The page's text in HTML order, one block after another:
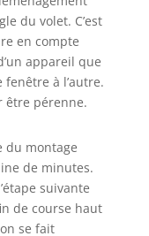
prenant en
usages
logement.
profitez de
palette
DU
DELTA
du volet. C’est
en compte
appareil que
fenêtre à l’autre.
être pérenne.
du montage
de minutes.
suivante
de course haut
se fait